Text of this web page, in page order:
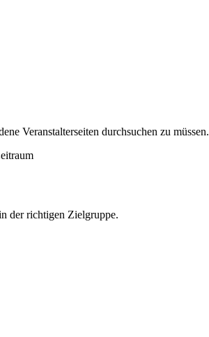
Veranstalterseiten durchsuchen zu müssen.
der richtigen Zielgruppe.